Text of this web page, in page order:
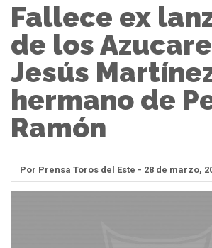
Fallece ex
de los
Jesús
hermano de
Ramón
Por Prensa Toros del Este - 28 de marzo,